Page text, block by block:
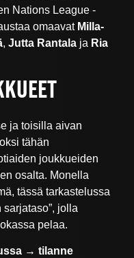
Nations League -
omaavat Milla-
,Jutta Rantala ja Ria
ja toisilla aivan
tähän
joukkueiden
osalta. Monella
tässä tarkastelussa
sarjataso”, jolla
pelaa.
→ tilanne